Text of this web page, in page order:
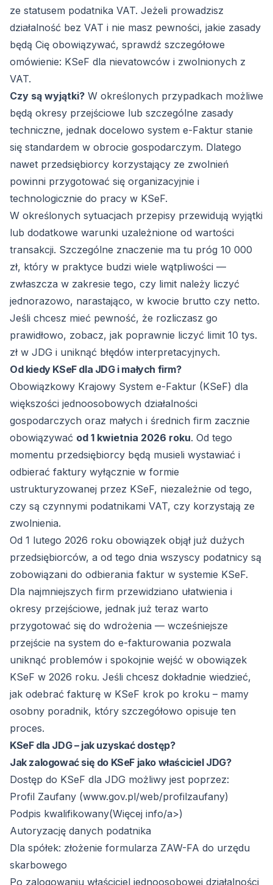
ze statusem podatnika VAT. Jeżeli prowadzisz
działalność bez VAT i nie masz pewności, jakie zasady
będą Cię obowiązywać, sprawdź szczegółowe
omówienie: KSeF dla nievatowców i zwolnionych z
VAT.
Czy są wyjątki? W określonych przypadkach możliwe
będą okresy przejściowe lub szczególne zasady
techniczne, jednak docelowo system e-Faktur stanie
się standardem w obrocie gospodarczym. Dlatego
nawet przedsiębiorcy korzystający ze zwolnień
powinni przygotować się organizacyjnie i
technologicznie do pracy w KSeF.
W określonych sytuacjach przepisy przewidują wyjątki
lub dodatkowe warunki uzależnione od wartości
transakcji. Szczególne znaczenie ma tu próg 10 000
zł, który w praktyce budzi wiele wątpliwości —
zwłaszcza w zakresie tego, czy limit należy liczyć
jednorazowo, narastająco, w kwocie brutto czy netto.
Jeśli chcesz mieć pewność, że rozliczasz go
prawidłowo, zobacz, jak poprawnie liczyć limit 10 tys.
zł w JDG i uniknąć błędów interpretacyjnych.
Od kiedy KSeF dla JDG i małych firm?
Obowiązkowy Krajowy System e-Faktur (KSeF) dla
większości jednoosobowych działalności
gospodarczych oraz małych i średnich firm zacznie
obowiązywać od 1 kwietnia 2026 roku. Od tego
momentu przedsiębiorcy będą musieli wystawiać i
odbierać faktury wyłącznie w formie
ustrukturyzowanej przez KSeF, niezależnie od tego,
czy są czynnymi podatnikami VAT, czy korzystają ze
zwolnienia.
Od 1 lutego 2026 roku obowiązek objął już dużych
przedsiębiorców, a od tego dnia wszyscy podatnicy są
zobowiązani do odbierania faktur w systemie KSeF.
Dla najmniejszych firm przewidziano ułatwienia i
okresy przejściowe, jednak już teraz warto
przygotować się do wdrożenia — wcześniejsze
przejście na system do e-fakturowania pozwala
uniknąć problemów i spokojnie wejść w obowiązek
KSeF w 2026 roku. Jeśli chcesz dokładnie wiedzieć,
jak odebrać fakturę w KSeF krok po kroku – mamy
osobny poradnik, który szczegółowo opisuje ten
proces.
KSeF dla JDG – jak uzyskać dostęp?
Jak zalogować się do KSeF jako właściciel JDG?
Dostęp do KSeF dla JDG możliwy jest poprzez:
Profil Zaufany (www.gov.pl/web/profilzaufany)
Podpis kwalifikowany(Więcej info/a>)
Autoryzację danych podatnika
Dla spółek: złożenie formularza ZAW-FA do urzędu
skarbowego
Po zalogowaniu właściciel jednoosobowej działalności